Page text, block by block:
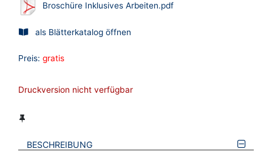
Broschüre Inklusives Arbeiten.pdf
als Blätterkatalog öffnen
Preis: gratis
Druckversion nicht verfügbar
BESCHREIBUNG